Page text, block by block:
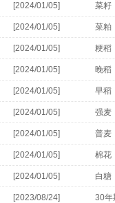
[2024/01/05] 菜籽
[2024/01/05] 菜粕
[2024/01/05] 粳稻
[2024/01/05] 晚稻
[2024/01/05] 早稻
[2024/01/05] 强麦
[2024/01/05] 普麦
[2024/01/05] 棉花
[2024/01/05] 白糖
[2023/08/24] 30年